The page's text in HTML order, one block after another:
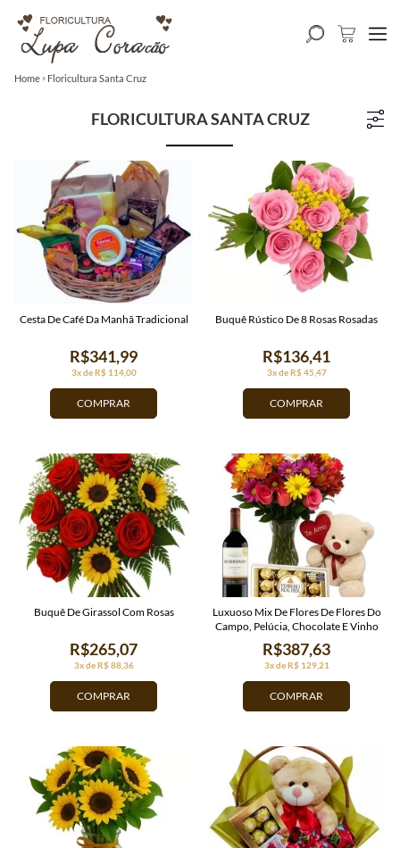
Home Floricultura Santa Cruz
FLORICULTURA SANTA CRUZ
COMPRAR
3x de R$ 114,00
R$341,99
Cesta De Café Da Manhã Tradicional
COMPRAR
3x de R$ 45,47
R$136,41
Buquê Rústico De 8 Rosas Rosadas
COMPRAR
3x de R$ 88,36
R$265,07
Buquê De Girassol Com Rosas
COMPRAR
3x de R$ 129,21
R$387,63
Luxuoso Mix De Flores De Flores Do
Campo, Pelúcia, Chocolate E Vinho